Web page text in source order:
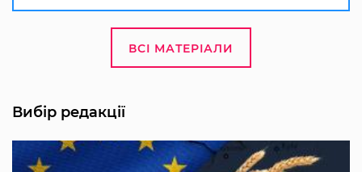
ВСІ МАТЕРІАЛИ
Вибір редакції